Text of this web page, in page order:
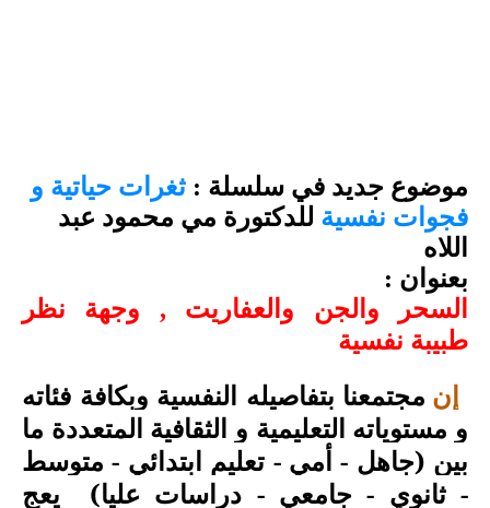
موضوع جديد في سلسلة : ثغرات حياتية و
فجوات نفسية للدكتورة مي محمود عبد
اللاه
بعنوان :
السحر والجن والعفاريت , وجهة نظر
طبيبة نفسية
إن مجتمعنا بتفاصيله النفسية وبكافة فئاته
و مستوياته التعليمية و الثقافية المتعددة ما
بين (جاهل - أمي - تعليم ابتدائي - متوسط
- ثانوي - جامعي - دراسات عليا)
يعج